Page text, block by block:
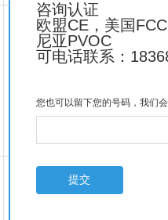
咨询认证
欧盟CE，美国
尼亚PVOC
可电话联系：
您也可以留下您的号码，我们
提交